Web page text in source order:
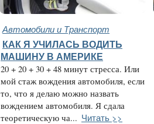
Автомобили и Транспорт
КАК Я УЧИЛАСЬ ВОДИТЬ
МАШИНУ В АМЕРИКЕ
20 + 20 + 30 + 48 минут стресса. Или
мой стаж вождения автомобиля, если
то, что я делаю можно назвать
вождением автомобиля. Я сдала
теоретическую ча... Читать >>